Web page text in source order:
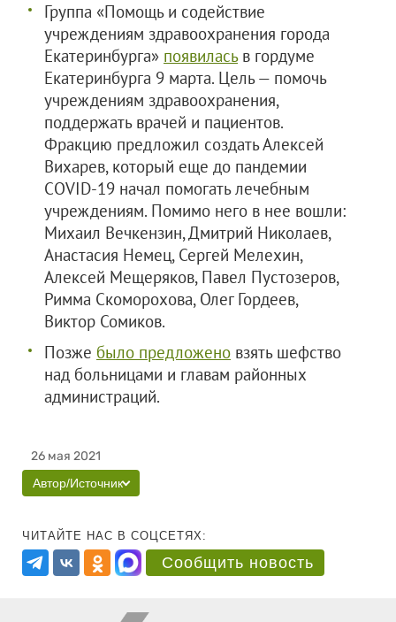
Группа «Помощь и содействие
учреждениям здравоохранения города
Екатеринбурга» появиласьв гордуме
Екатеринбурга 9 марта. Цель — помочь
учреждениям здравоохранения,
поддержать врачей и пациентов.
Фракцию предложил создать Алексей
Вихарев, который еще до пандемии
COVID-19 начал помогать лечебным
учреждениям. Помимо него в нее вошли:
Михаил Вечкензин, Дмитрий Николаев,
Анастасия Немец, Сергей Мелехин,
Алексей Мещеряков, Павел Пустозеров,
Римма Скоморохова, Олег Гордеев,
Виктор Сомиков.
Позже было предложено взять шефство
над больницами и главам районных
администраций.
26 мая 2021
Автор/Источник
ЧИТАЙТЕ НАС В СОЦСЕТЯХ:
Сообщить новость